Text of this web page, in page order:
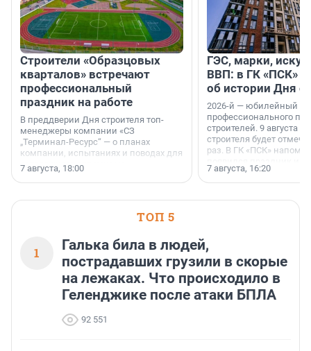
Строители «Образцовых
кварталов» встречают
профессиональный
праздник на работе
В преддверии Дня строителя топ-
менеджеры компании «СЗ
„Терминал-Ресурс“ — о планах
компании, испытаниях и поводах для
осторожного оптимизма.
7 августа, 18:00
ГЭС, марки,
ВВП: в ГК «ПСК»
об истории Дня
2026-й — юбилейный
профессионального
строителей. 9 августа
строителя будет
раз. В ГК «ПСК»
поменялась роль
7 августа, 16:20
ТОП 5
1
Галька била в людей,
пострадавших грузили в скорые
на лежаках. Что происходило в
Геленджике после атаки БПЛА
92 551